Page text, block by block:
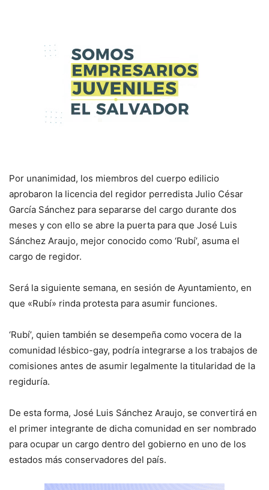
Por unanimidad, los miembros del cuerpo edilicio
aprobaron la licencia del regidor perredista Julio César
García Sánchez para separarse del cargo durante dos
meses y con ello se abre la puerta para que José Luis
Sánchez Araujo, mejor conocido como ‘Rubí’, asuma el
cargo de regidor.
Será la siguiente semana, en sesión de Ayuntamiento, en
que «Rubí» rinda protesta para asumir funciones.
‘Rubí’, quien también se desempeña como vocera de la
comunidad lésbico-gay, podría integrarse a los trabajos de
comisiones antes de asumir legalmente la titularidad de la
regiduría.
De esta forma, José Luis Sánchez Araujo, se convertirá en
el primer integrante de dicha comunidad en ser nombrado
para ocupar un cargo dentro del gobierno en uno de los
estados más conservadores del país.